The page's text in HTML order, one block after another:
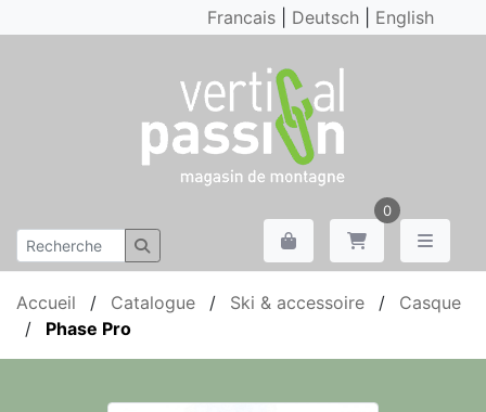
Francais Deutsch English
0
Accueil / Catalogue / Ski & accessoire /
Casque
/
Phase Pro